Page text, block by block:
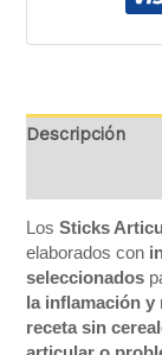
Descripción
LosSticks
elaborados con
seleccionados
la inflamación y
receta sin